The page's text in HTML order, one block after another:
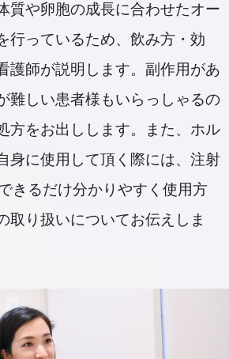
質や卵胞の成長に合わせたオー
行っているため、飲み方・効
護師が説明します。副作用があ
難しい患者様もいらっしゃるの
方をお出しします。また、ホル
身に使用して頂く際には、注射
きるだけ分かりやすく使用方
取り扱いについてお伝えしま